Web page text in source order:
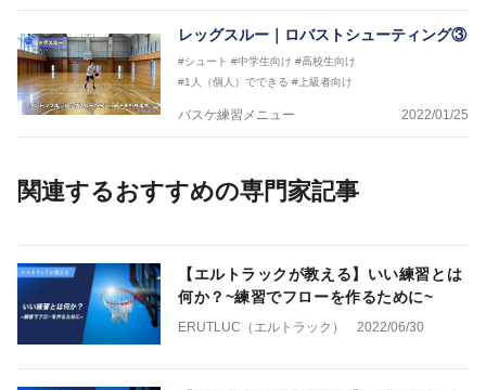
レッグスルー｜ロバストシューティング③
#シュート #中学生向け #高校生向け
#1人（個人）でできる #上級者向け
バスケ練習メニュー 2022/01/25
関連するおすすめの専門家記事
【エルトラックが教える】いい練習とは
何か？~練習でフローを作るために~
ERUTLUC（エルトラック） 2022/06/30